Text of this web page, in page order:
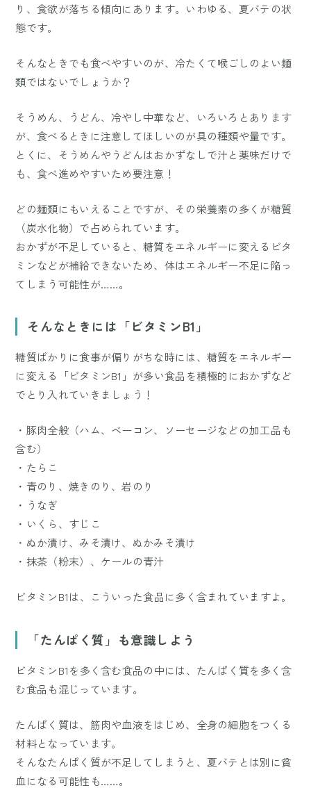
り、食欲が落ちる傾向にあります。いわゆる、夏バテの状
態です。
そんなときでも食べやすいのが、冷たくて喉ごしのよい麺
類ではないでしょうか？
そうめん、うどん、冷やし中華など、いろいろとあります
が、食べるときに注意してほしいのが具の種類や量です。
とくに、そうめんやうどんはおかずなしで汁と薬味だけで
も、食べ進めやすいため要注意！
どの麺類にもいえることですが、その栄養素の多くが糖質
（炭水化物）で占められています。
おかずが不足していると、糖質をエネルギーに変えるビタ
ミンなどが補給できないため、体はエネルギー不足に陥っ
てしまう可能性が……。
そんなときには「ビタミンB1」
糖質ばかりに食事が偏りがちな時には、糖質をエネルギー
に変える「ビタミンB1」が多い食品を積極的におかずなど
でとり入れていきましょう！
・豚肉全般（ハム、ベーコン、ソーセージなどの加工品も
含む）
・たらこ
・青のり、焼きのり、岩のり
・うなぎ
・いくら、すじこ
・ぬか漬け、みそ漬け、ぬかみそ漬け
・抹茶（粉末）、ケールの青汁
ビタミンB1は、こういった食品に多く含まれていますよ。
「たんぱく質」も意識しよう
ビタミンB1を多く含む食品の中には、たんぱく質を多く含
む食品も混じっています。
たんぱく質は、筋肉や血液をはじめ、全身の細胞をつくる
材料となっています。
そんなたんぱく質が不足してしまうと、夏バテとは別に貧
血になる可能性も……。